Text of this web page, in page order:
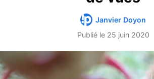
Janvier Doyon
Publié le 25 juin 2020